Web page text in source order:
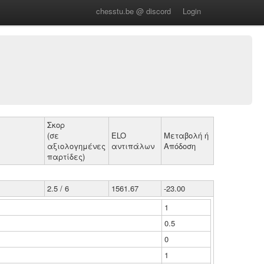
chesstu.be @ discord Login
Σκορ
(σε
αξιολογημένες
παρτίδες)
ELO
αντιπάλων
Μεταβολή ή
Απόδοση
2.5 / 6 1561.67
-23.00
1
0.5
0
1